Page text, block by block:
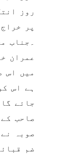
روز
پر
۔جناب
عمران
میں اس
ہے اس
جائے
صاحب
صوبہ
ضم